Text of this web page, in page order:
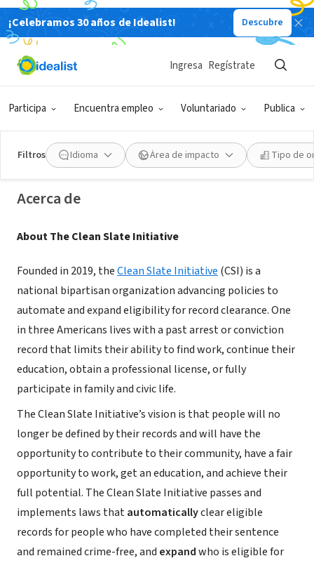
¡Celebramos 30 años de Idealist! Descubre
Participa Encuentra empleo Voluntariado Publica
Ingresa Regístrate
Filtros Idioma Área de impacto Tipo de
The Clean Slate Initiative
Orlando, FL www.cleanslateinitiative.org/
Acerca de
About The Clean Slate Initiative
Founded in 2019, theClean Slate Initiative (CSI) is a
national bipartisan organization advancing policies to
automate and expand eligibility for record clearance. One
in three Americans lives with a past arrest or conviction
record that limits their ability to find work, continue their
education, obtain a professional license, or fully
participate in family and civic life.
The Clean Slate Initiative’s vision is that people will no
longer be defined by their records and will have the
opportunity to contribute to their community, have a fair
opportunity to work, get an education, and achieve their
full potential. The Clean Slate Initiative passes and
implements laws thatautomaticallyclear eligible
records for people who have completed their sentence
and remained crime-free, and expandwho is eligible for